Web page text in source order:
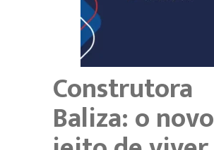
Construtora
Baliza: o novo